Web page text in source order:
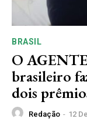
BRASIL
O
brasileiro
dois
Redação - 12